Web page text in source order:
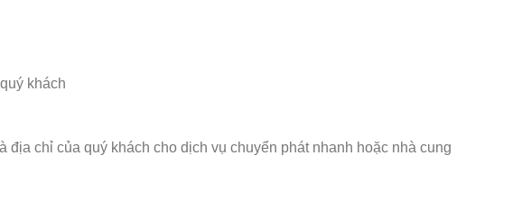
khách
chỉ của quý khách cho dịch vụ chuyển phát nhanh hoặc nhà cung